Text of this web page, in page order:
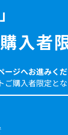
入者限
ジへお進みくだ
購入者限定とな